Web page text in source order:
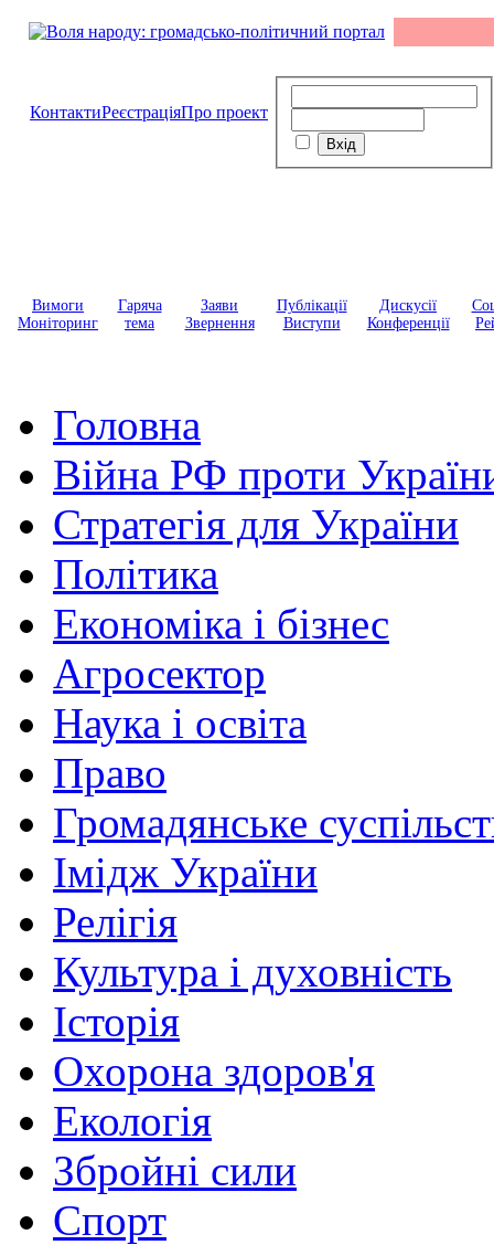
КонтактиРеєстраціяПро проект
Вимоги
Моніторинг
Гаряча
тема
Заяви
Звернення
Публікації
Виступи
Дискусії
Конференції
Головна
Війна РФ проти
Стратегія для України
Політика
Економіка і бізнес
Агросектор
Наука і освіта
Право
Громадянське
Імідж України
Релігія
Культура і духовність
Історія
Охорона здоров'я
Екологія
Збройні сили
Спорт